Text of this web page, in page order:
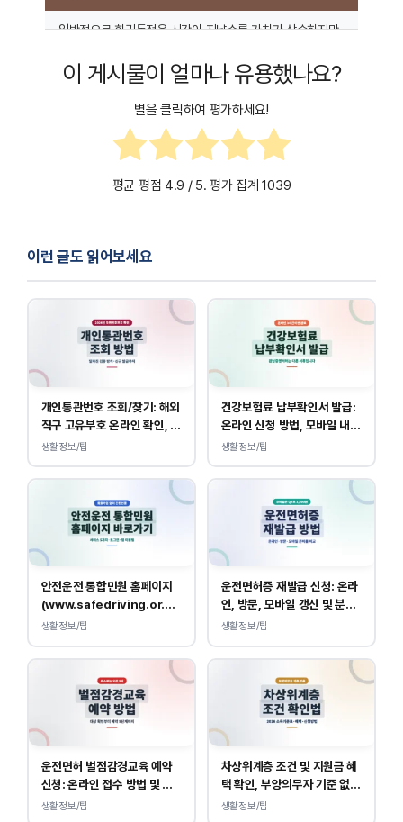
일반적으로 희귀동전은 시간이 지날수록 가치가 상승하지만,
수요가 줄어들면 가격이 하락할 수도 있습니다.
이 게시물이 얼마나 유용했나요?
별을 클릭하여 평가하세요!
평균 평점 4.9 / 5. 평가 집계1039
이런 글도 읽어보세요
개인통관번호 조회/찾기: 해외
직구 고유부호 온라인 확인, 발
급 방법
생활정보/팁
건강보험료 납부확인서 발급:
온라인 신청 방법, 모바일 내역
조회 안내
생활정보/팁
안전운전 통합민원 홈페이지
(www.safedriving.or.kr)
바로가기, 운전면허 민원 사이
생활정보/팁
운전면허증 재발급 신청: 온라
인, 방문, 모바일 갱신 및 분실
대응
생활정보/팁
운전면허 벌점감경교육 예약
신청: 온라인 접수 방법 및 비
용 안내
생활정보/팁
차상위계층 조건 및 지원금 혜
택 확인, 부양의무자 기준 없
이 소득, 재산만 봅니다.
생활정보/팁